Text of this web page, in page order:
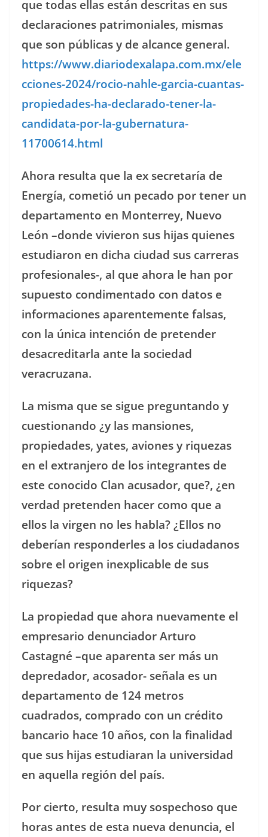
que todas ellas están descritas en sus
declaraciones patrimoniales, mismas
que son públicas y de alcance general.
https://www.diariodexalapa.com.mx/ele
cciones-2024/rocio-nahle-garcia-cuantas-
propiedades-ha-declarado-tener-la-
candidata-por-la-gubernatura-
11700614.html
Ahora resulta que la ex secretaría de
Energía, cometió un pecado por tener un
departamento en Monterrey, Nuevo
León –donde vivieron sus hijas quienes
estudiaron en dicha ciudad sus carreras
profesionales-, al que ahora le han por
supuesto condimentado con datos e
informaciones aparentemente falsas,
con la única intención de pretender
desacreditarla ante la sociedad
veracruzana.
La misma que se sigue preguntando y
cuestionando ¿y las mansiones,
propiedades, yates, aviones y riquezas
en el extranjero de los integrantes de
este conocido Clan acusador, que?, ¿en
verdad pretenden hacer como que a
ellos la virgen no les habla? ¿Ellos no
deberían responderles a los ciudadanos
sobre el origen inexplicable de sus
riquezas?
La propiedad que ahora nuevamente el
empresario denunciador Arturo
Castagné –que aparenta ser más un
depredador, acosador- señala es un
departamento de 124 metros
cuadrados, comprado con un crédito
bancario hace 10 años, con la finalidad
que sus hijas estudiaran la universidad
en aquella región del país.
Por cierto, resulta muy sospechoso que
horas antes de esta nueva denuncia, el